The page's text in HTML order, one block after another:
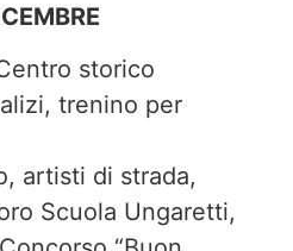
storico
trenino per
artisti di strada,
Scuola Ungaretti,